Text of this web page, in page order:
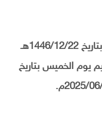
– التقديم مُتاح الآن بدأ اليوم الأربعاء بتاريخ 1446/12/22هـ
التقديم يوم الخميس بتاريخ